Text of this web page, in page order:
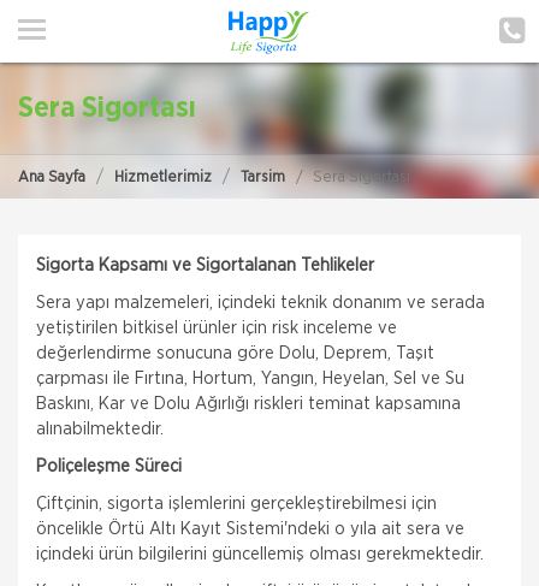
ANA SAYFA
POLIÇE HATIRLAT
MÜŞTERI GIRIŞI
TEKLİF AL
Sera Sigortası
Ana Sayfa Hizmetlerimiz Tarsim Sera Sigortası
Sigorta Kapsamı ve Sigortalanan Tehlikeler
Sera yapı malzemeleri, içindeki teknik donanım ve serada
yetiştirilen bitkisel ürünler için risk inceleme ve
değerlendirme sonucuna göre Dolu, Deprem, Taşıt
çarpması ile Fırtına, Hortum, Yangın, Heyelan, Sel ve Su
Baskını, Kar ve Dolu Ağırlığı riskleri teminat kapsamına
alınabilmektedir.
Poliçeleşme Süreci
Çiftçinin, sigorta işlemlerini gerçekleştirebilmesi için
öncelikle Örtü Altı Kayıt Sistemi'ndeki o yıla ait sera ve
içindeki ürün bilgilerini güncellemiş olması gerekmektedir.